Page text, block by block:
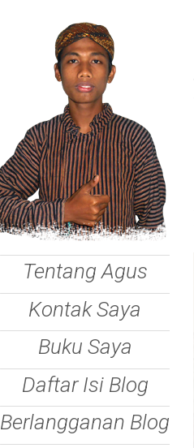
Tentang Agus
Kontak Saya
Buku Saya
Daftar Isi Blog
Berlangganan Blog